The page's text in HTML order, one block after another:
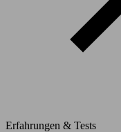
Erfahrungen & Tests